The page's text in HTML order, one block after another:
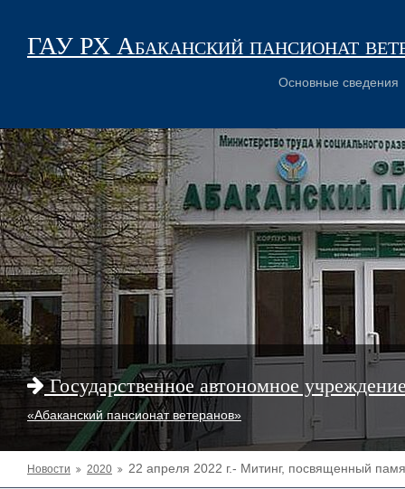
ГАУ РХ Абаканский пансионат
Основные сведения
Государственное автономное
«Абаканский пансионат ветеранов»
Новости 2020 22 апреля 2022 г.- Митинг, посвященный